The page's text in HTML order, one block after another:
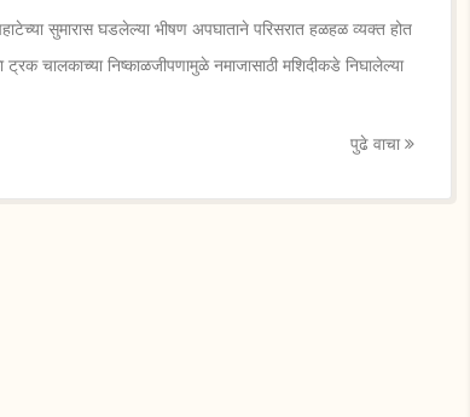
सुमारास घडलेल्या भीषण अपघाताने परिसरात हळहळ व्यक्त होत
ट्रक चालकाच्या निष्काळजीपणामुळे नमाजासाठी मशिदीकडे निघालेल्या
पुढे वाचा